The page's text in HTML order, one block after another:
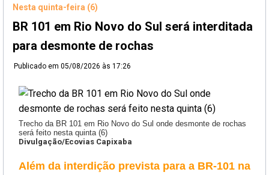
Nesta quinta-feira (6)
BR 101 em Rio Novo do Sul será interditada
para desmonte de rochas
Publicado em 05/08/2026 às 17:26
Trecho da BR 101 em Rio Novo do Sul onde desmonte de rochas
será feito nesta quinta (6)
Divulgação/Ecovias Capixaba
Além da interdição prevista para a BR-101 na